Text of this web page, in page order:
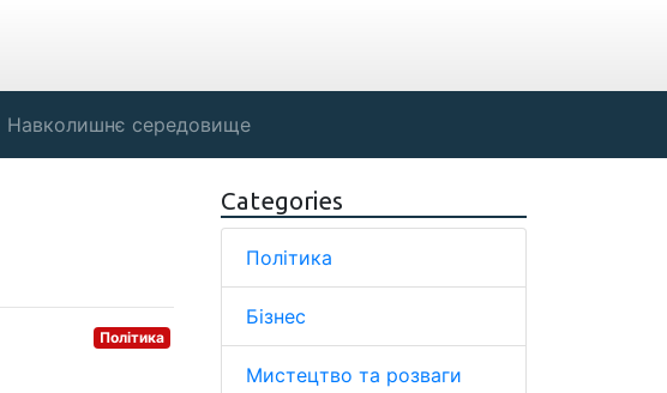
Навколишнє середовище
Політика
Categories
Політика
Бізнес
Мистецтво та розваги